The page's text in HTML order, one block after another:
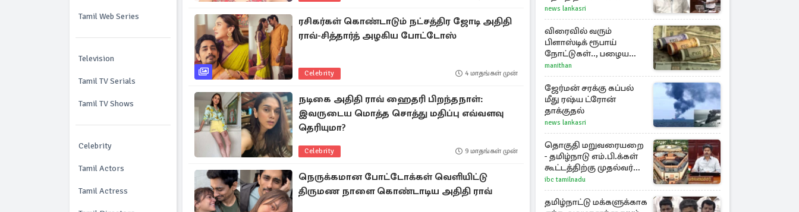
Tamil Web Series
Television
Tamil TV Serials
Tamil TV Shows
Celebrity
Tamil Actors
Tamil Actress
ரசிகர்கள் கொண்டாடும் நட்சத்திர ஜோடி அதிதி
ராவ்-சித்தார்த் அழகிய போட்டோஸ்
Celebrity 4 மாதங்கள் முன்
நடிகை அதிதி ராவ் ஹைதரி பிறந்தநாள்:
இவருடைய மொத்த சொத்து மதிப்பு எவ்வளவு
தெரியுமா?
Celebrity 9 மாதங்கள் முன்
நெருக்கமான போட்டோக்கள் வெளியிட்டு
திருமண நாளை கொண்டாடிய அதிதி ராவ்
கொடுத்த பதிலடி
news lankasri
விரைவில் வரும்
பிளாஸ்டிக் ரூபாய்
நோட்டுகள்.., பழைய
காகித நோட்டுகள்
செல்லுமா?
manithan
ஜேர்மன் சரக்கு கப்பல்
மீது ரஷ்ய ட்ரோன்
தாக்குதல்
news lankasri
தொகுதி மறுவரையறை
- தமிழ்நாடு எம்.பி.க்கள்
கூட்டத்திற்கு முதல்வர்
விஜய் அழைப்பு
ibc tamilnadu
தமிழ்நாட்டு மக்களுக்காக